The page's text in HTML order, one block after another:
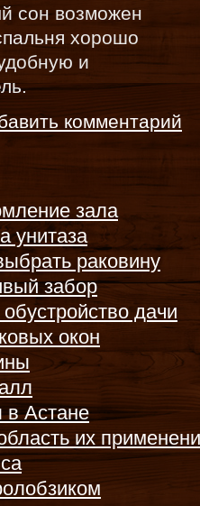
сон возможен
хорошо
и
комментарий
зала
унитаза
раковину
забор
дачи
окон
в Астане
их